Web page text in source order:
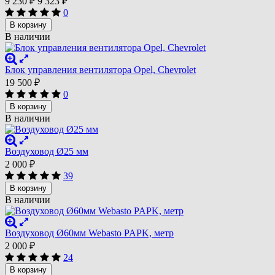
0
В корзину
В наличии
Блок управления вентилятора Opel, Chevrolet
19 500 ₽
0
В корзину
В наличии
Воздуховод Ø25 мм
2 000 ₽
39
В корзину
В наличии
Воздуховод Ø60мм Webasto PAPK, метр
2 000 ₽
24
В корзину